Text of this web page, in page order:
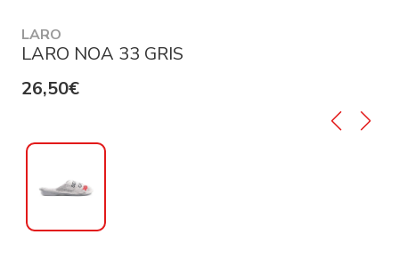
LARO
LARO NOA 33 GRIS
26,50€